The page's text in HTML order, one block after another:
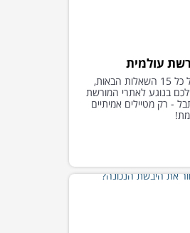
עולמית
נסו לענות נכונה על כל 15 השאלות הבאות,
בנוגע לאתרי המורשת
- רק מטיילים אמיתיים